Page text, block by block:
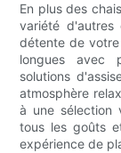
En plus des
variété d'autres
détente de
longues avec
solutions
atmosphère
à une sélection
tous les goûts
expérience de